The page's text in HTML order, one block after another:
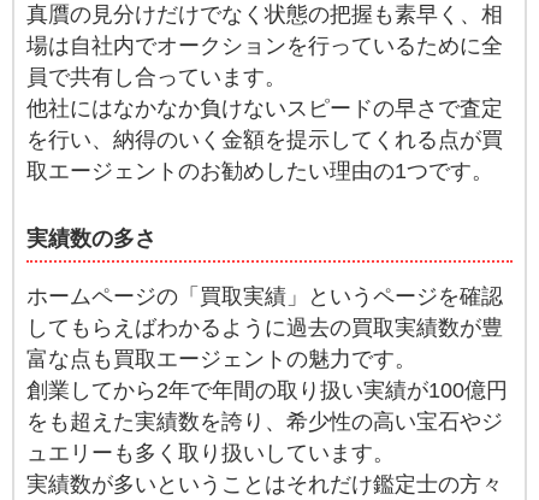
真贋の見分けだけでなく状態の把握も素早く、相
場は自社内でオークションを行っているために全
員で共有し合っています。
他社にはなかなか負けないスピードの早さで査定
を行い、納得のいく金額を提示してくれる点が買
取エージェントのお勧めしたい理由の1つです。
実績数の多さ
ホームページの「買取実績」というページを確認
してもらえばわかるように過去の買取実績数が豊
富な点も買取エージェントの魅力です。
創業してから2年で年間の取り扱い実績が100億円
をも超えた実績数を誇り、希少性の高い宝石やジ
ュエリーも多く取り扱いしています。
実績数が多いということはそれだけ鑑定士の方々